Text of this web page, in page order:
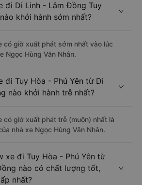
đi Di Linh - Lâm Đồng Tuy
khởi hành sớm nhất?
có giờ xuất phát sớm nhất vào lúc
Ngọc Hùng Văn Nhân.
đi Tuy Hòa - Phú Yên từ Di
nào khởi hành trễ nhất?
có giờ xuất phát trễ (muộn) nhất là
nhà xe Ngọc Hùng Văn Nhân.
xe đi Tuy Hòa - Phú Yên từ
nào có chất lượng tốt,
nhất?